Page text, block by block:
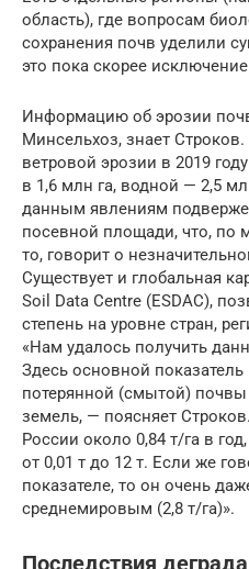
область), где вопросам
сохранения почв уделили
это пока скорее
Информацию об эрозии
Минсельхоз, знает
ветровой эрозии в 2019
в 1,6 млн га, водной — 2,5
данным явлениям
посевной площади, что, по
то, говорит о
Существует и глобальная
Soil Data Centre (ESDAC),
степень на уровне стран,
«Нам удалось получить
Здесь основной показатель
потерянной (смытой) почвы
земель, — поясняет
России около 0,84 т/га в
от 0,01 т до 12 т. Если же
показателе, то он очень
среднемировым (2,8 т/га)».